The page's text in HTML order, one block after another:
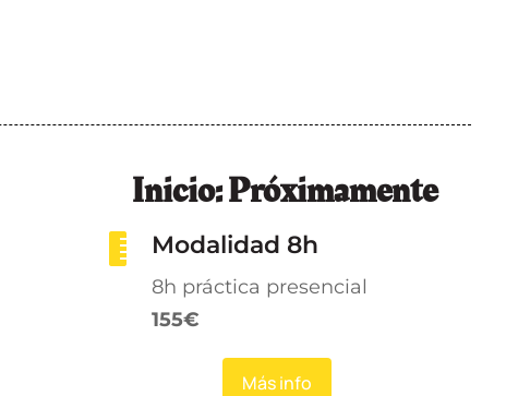
Inicio: Próximamente
Modalidad 8h
8h práctica presencial
155€
Más info